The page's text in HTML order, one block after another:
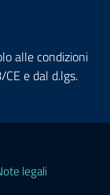
alle condizioni
e dal d.lgs.
legali